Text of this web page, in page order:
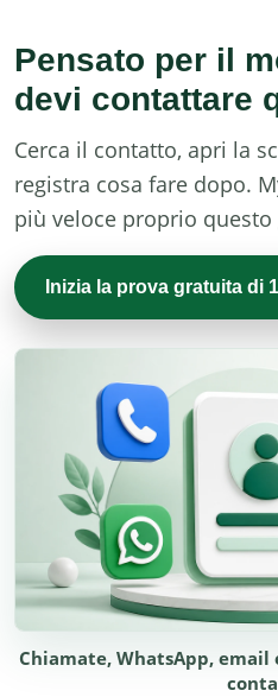
Pensato per il
devi contattare
Cerca il contatto, apri la
registra cosa fare dopo.
più veloce proprio
Inizia la prova gratuita di
Chiamate, WhatsApp, email